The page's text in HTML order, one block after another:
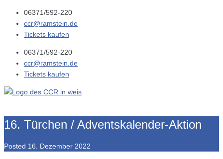
06371/592-220
ccr@ramstein.de
Tickets kaufen
06371/592-220
ccr@ramstein.de
Tickets kaufen
16. Türchen / Adventskalender-Aktion
Posted 16. Dezember 2022